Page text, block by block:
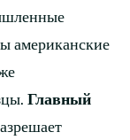
американские
Главный